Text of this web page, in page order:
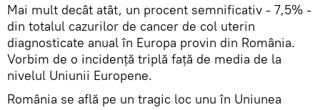
Mai mult decât atât, un procent semnificativ - 7,5% -
din totalul cazurilor de cancer de col uterin
diagnosticate anual în Europa provin din România.
Vorbim de o incidență triplă față de media de la
nivelul Uniunii Europene.
România se află pe un tragic loc unu în Uniunea